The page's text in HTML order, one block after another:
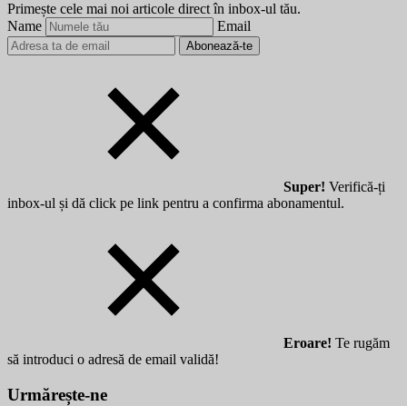
Primește cele mai noi articole direct în inbox-ul tău.
Name
Email
Abonează-te
Super! Verifică-ți
inbox-ul și dă click pe link pentru a confirma abonamentul.
Eroare! Te rugăm
să introduci o adresă de email validă!
Urmărește-ne